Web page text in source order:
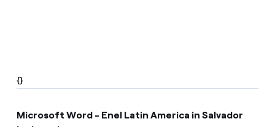
{}
Microsoft Word - Enel Latin America in Salvador